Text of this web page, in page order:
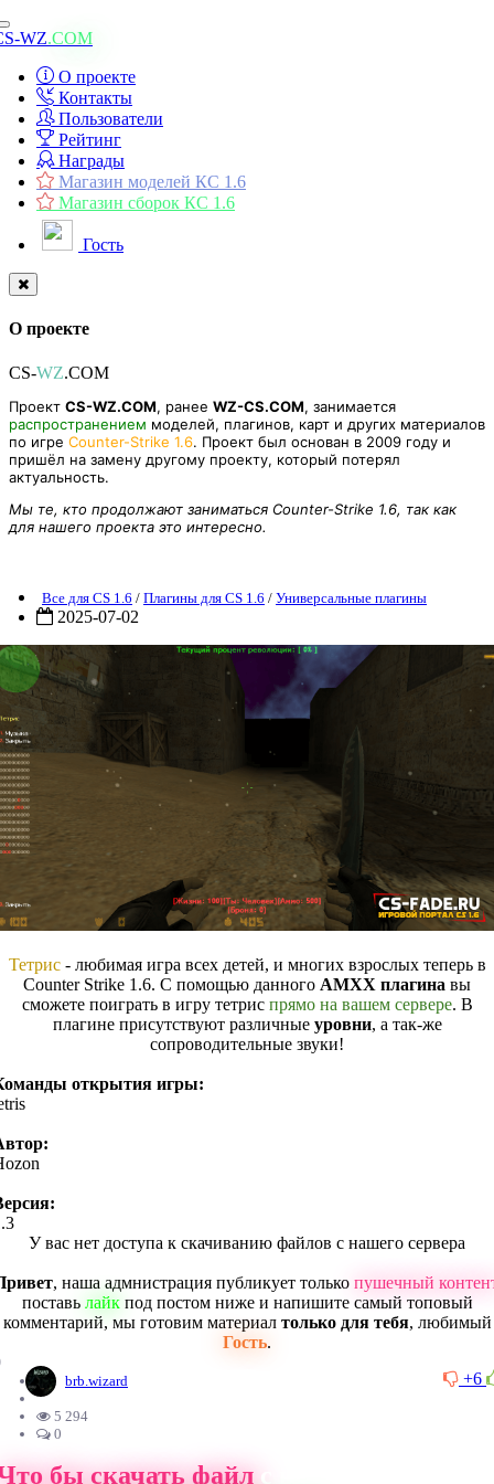
Toggle
navigation
WZ.COM
О проекте
Контакты
Пользователи
Рейтинг
Награды
Магазин моделей КС 1.6
Магазин сборок КС 1.6
Гость
О проекте
CS-WZ.COM
Проект CS-WZ.COM, ранее WZ-CS.COM, занимается
распространением моделей, плагинов, карт и других материалов
по игре Counter-Strike 1.6. Проект был основан в 2009 году и
пришёл на замену другому проекту, который потерял
актуальность.
Мы те, кто продолжают заниматься Counter-Strike 1.6, так как
для нашего проекта это интересно.
Все для CS 1.6 / Плагины для CS 1.6 / Универсальные плагины
2025-07-02
Тетрис- любимая игра всех детей, и многих взрослых теперь в
Counter Strike 1.6. С помощью данного AMXX плагина вы
сможете поиграть в игру тетрис прямо на вашем сервере. В
плагине присутствуют различные уровни, а так-же
сопроводительные звуки!
открытия игры:
У вас нет доступа к скачиванию файлов с нашего сервера
, наша адмнистрация публикует только пушечный
поставь лайкпод постом ниже и напишите самый топовый
комментарий, мы готовим материал только для тебя, любимый
Гость.
+6
brb.wizard
5 294
0
бы скачать файлс нашего сайта,